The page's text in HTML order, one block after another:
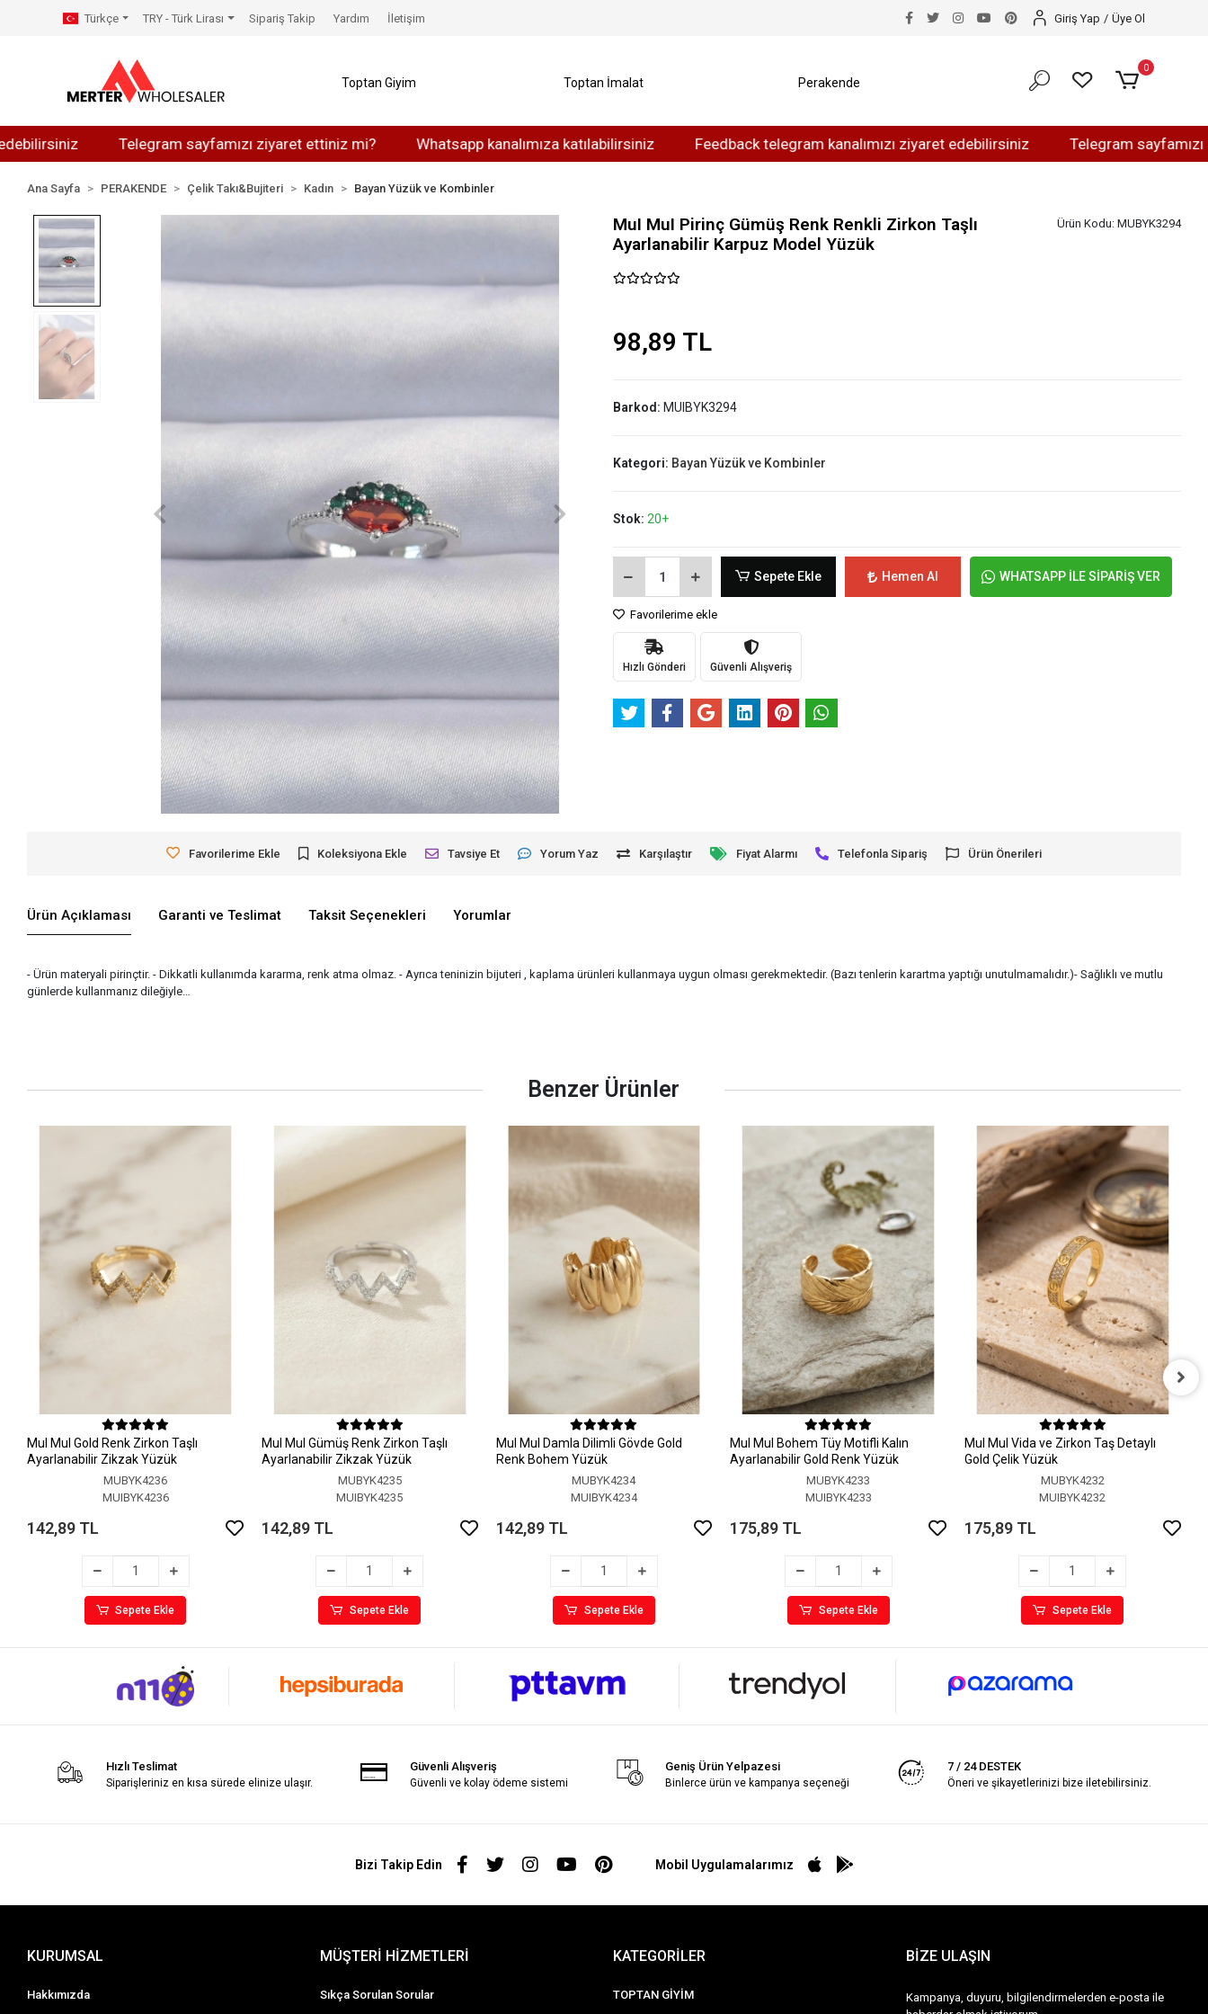
Telegram sayfamızı ziyaret ettiniz mi? Whatsapp kanalımıza katılabilirsiniz Feedback telegram kanalımızı ziyaret edebilirsiniz Telegram sayfamızı
Türkçe TRY - Türk Lirası Sipariş Takip Yardım İletişim Giriş Yap / Üye Ol
Toptan Giyim Toptan İmalat Perakende
0
Ana Sayfa PERAKENDE Çelik Takı&Bujiteri Kadın Bayan Yüzük ve Kombinler
MuI MuI Pirinç Gümüş Renk Renkli Zirkon Taşlı
Ayarlanabilir Karpuz Model Yüzük
Ürün Kodu: MUBYK3294
98,89 TL
Barkod: MUIBYK3294
Kategori: Bayan Yüzük ve Kombinler
Stok: 20+
Sepete Ekle Hemen Al WHATSAPP İLE SİPARİŞ VER
Favorilerime ekle
Hızlı Gönderi Güvenli Alışveriş
Favorilerime Ekle Koleksiyona Ekle Tavsiye Et Yorum Yaz Karşılaştır Fiyat Alarmı Telefonla Sipariş Ürün Önerileri
Ürün Açıklaması Garanti ve Teslimat Taksit Seçenekleri Yorumlar
- Ürün materyali pirinçtir. - Dikkatli kullanımda kararma, renk atma olmaz. - Ayrıca teninizin bijuteri , kaplama ürünleri kullanmaya uygun olması gerekmektedir. (Bazı tenlerin karartma yaptığı unutulmamalıdır.)- Sağlıklı ve mutlu
günlerde kullanmanız dileğiyle…
Benzer Ürünler
MuI MuI Gold Renk Zirkon Taşlı
Ayarlanabilir Zikzak Yüzük
MUBYK4236
MUIBYK4236
142,89 TL
Sepete Ekle
MuI MuI Gümüş Renk Zirkon Taşlı
Ayarlanabilir Zikzak Yüzük
MUBYK4235
MUIBYK4235
142,89 TL
Sepete Ekle
MuI MuI Damla Dilimli Gövde Gold
Renk Bohem Yüzük
MUBYK4234
MUIBYK4234
142,89 TL
Sepete Ekle
MuI MuI Bohem Tüy Motifli Kalın
Ayarlanabilir Gold Renk Yüzük
MUBYK4233
MUIBYK4233
175,89 TL
Sepete Ekle
MuI MuI Vida ve Zirkon Taş Detaylı
Gold Çelik Yüzük
MUBYK4232
MUIBYK4232
175,89 TL
Sepete Ekle
Hızlı Teslimat
Siparişleriniz en kısa sürede elinize ulaşır.
Güvenli Alışveriş
Güvenli ve kolay ödeme sistemi
Geniş Ürün Yelpazesi
Binlerce ürün ve kampanya seçeneği
7 / 24 DESTEK
Öneri ve şikayetlerinizi bize iletebilirsiniz.
Bizi Takip Edin Mobil Uygulamalarımız
KURUMSAL
Hakkımızda
MÜŞTERİ HİZMETLERİ
Sıkça Sorulan Sorular
KATEGORİLER
TOPTAN GİYİM
BİZE ULAŞIN
Kampanya, duyuru, bilgilendirmelerden e-posta ile